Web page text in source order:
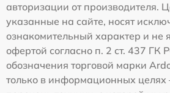
авторизации от производителя.
указанные на сайте, носят
ознакомительный характер и не
офертой согласно п. 2 ст. 437 ГК
обозначения торговой марки
только в информационных целях